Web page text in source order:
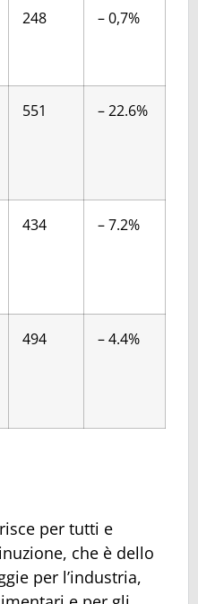
248 – 0,7%
551 – 22.6%
434 – 7.2%
494 – 4.4%
per tutti e
che è dello
per l’industria,